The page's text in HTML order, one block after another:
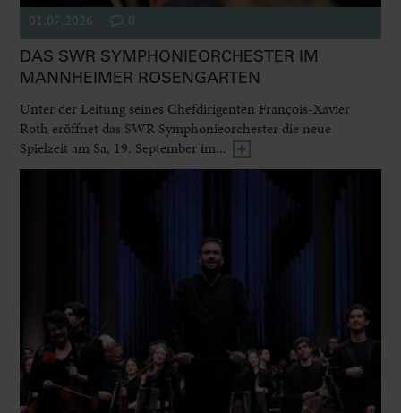
01.07.2026 0
DAS SWR SYMPHONIEORCHESTER IM
MANNHEIMER ROSENGARTEN
Unter der Leitung seines Chefdirigenten François-Xavier
Roth eröffnet das SWR Symphonieorchester die neue
Spielzeit am Sa, 19. September im...